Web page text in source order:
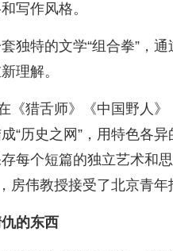
写作风格。
独特的文学“组合拳”，
理解。
《猎舌师》《中国野人
“历史之网”，用特色各
每个短篇的独立艺术和
房伟教授接受了北京青年
的东西